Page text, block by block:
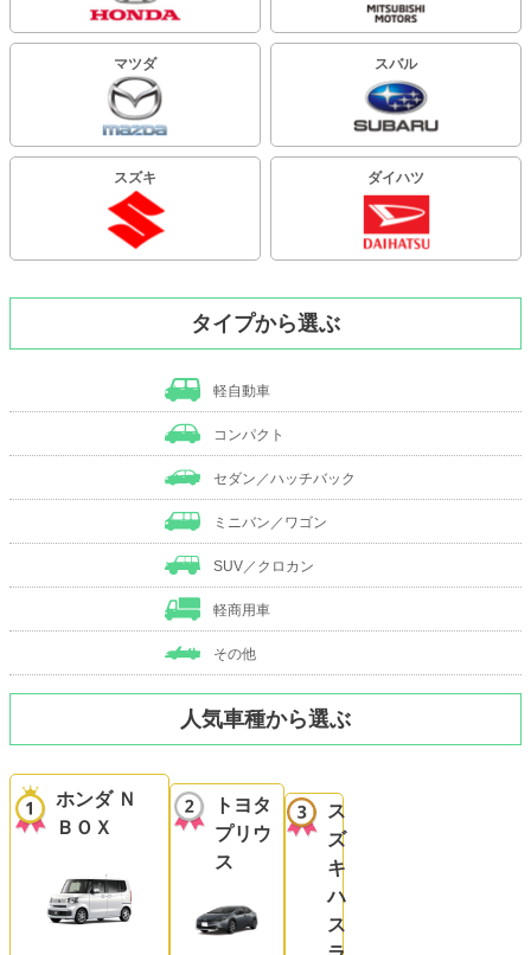
マツダ スバル
スズキ ダイハツ
タイプから選ぶ
軽自動車
コンパクト
セダン／ハッチバック
ミニバン／ワゴン
SUV／クロカン
軽商用車
その他
人気車種から選ぶ
ホンダ Ｎ
ＢＯＸ
トヨタ
プリウ
ス
ス
ズ
キ
ハ
ス